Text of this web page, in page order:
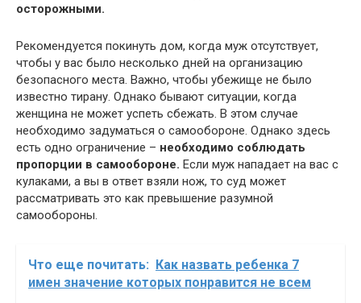
осторожными.
Рекомендуется покинуть дом, когда муж отсутствует,
чтобы у вас было несколько дней на организацию
безопасного места. Важно, чтобы убежище не было
известно тирану. Однако бывают ситуации, когда
женщина не может успеть сбежать. В этом случае
необходимо задуматься о самообороне. Однако здесь
есть одно ограничение – необходимо соблюдать
пропорции в самообороне. Если муж нападает на вас с
кулаками, а вы в ответ взяли нож, то суд может
рассматривать это как превышение разумной
самообороны.
Что еще почитать: Как назвать ребенка 7
имен значение которых понравится не всем